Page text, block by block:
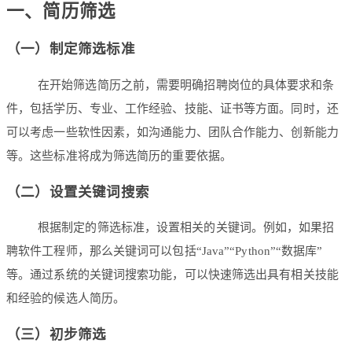
一、简历筛选
（一）制定筛选标准
在开始筛选简历之前，需要明确招聘岗位的具体要求和条
件，包括学历、专业、工作经验、技能、证书等方面。同时，还
可以考虑一些软性因素，如沟通能力、团队合作能力、创新能力
等。这些标准将成为筛选简历的重要依据。
（二）设置关键词搜索
根据制定的筛选标准，设置相关的关键词。例如，如果招
聘软件工程师，那么关键词可以包括“Java”“Python”“数据库”
等。通过系统的关键词搜索功能，可以快速筛选出具有相关技能
和经验的候选人简历。
（三）初步筛选